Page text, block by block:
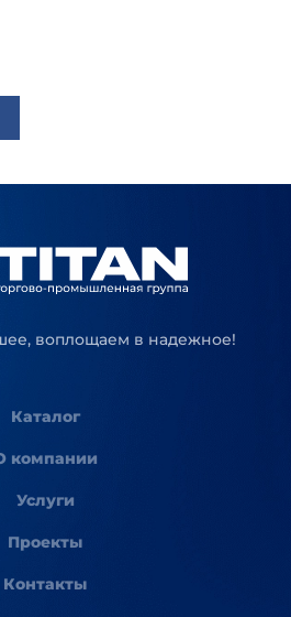
воплощаем в надежное!
Каталог
компании
Услуги
Проекты
Контакты